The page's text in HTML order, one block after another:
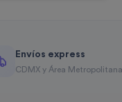
Envíos express
CDMX y Área Metropolitana